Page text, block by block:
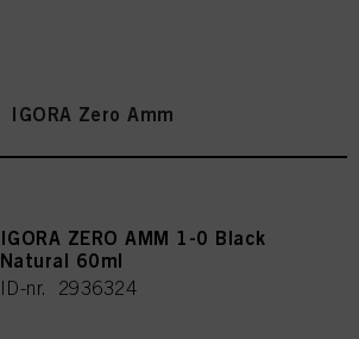
IGORA Zero Amm
IGORA ZERO AMM 1-0 Black
Natural 60ml
ID-nr. 2936324